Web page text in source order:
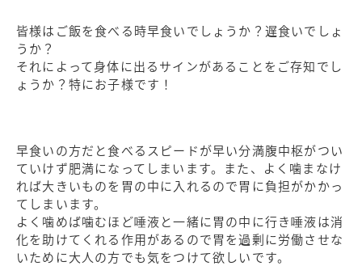
皆様はご飯を食べる時早食いでしょうか？遅食いでしょ
うか？
それによって身体に出るサインがあることをご存知でし
ょうか？特にお子様です！
早食いの方だと食べるスピードが早い分満腹中枢がつい
ていけず肥満になってしまいます。また、よく噛まなけ
れば大きいものを胃の中に入れるので胃に負担がかかっ
てしまいます。
よく噛めば噛むほど唾液と一緒に胃の中に行き唾液は消
化を助けてくれる作用があるので胃を過剰に労働させな
いために大人の方でも気をつけて欲しいです。